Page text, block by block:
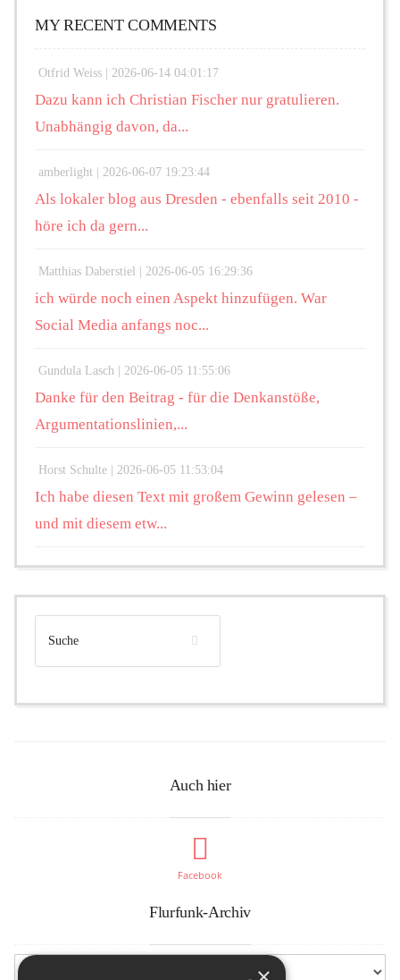
MY RECENT COMMENTS
Otfrid Weiss | 2026-06-14 04:01:17
Dazu kann ich Christian Fischer nur gratulieren.
Unabhängig davon, da...
amberlight | 2026-06-07 19:23:44
Als lokaler blog aus Dresden - ebenfalls seit 2010 -
höre ich da gern...
Matthias Daberstiel | 2026-06-05 16:29:36
ich würde noch einen Aspekt hinzufügen. War
Social Media anfangs noc...
Gundula Lasch | 2026-06-05 11:55:06
Danke für den Beitrag - für die Denkanstöße,
Argumentationslinien,...
Horst Schulte | 2026-06-05 11:53:04
Ich habe diesen Text mit großem Gewinn gelesen –
und mit diesem etw...
Auch hier
Facebook
Flurfunk-Archiv